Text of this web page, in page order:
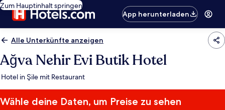
Zum Hauptinhalt springen
App herunterladen
Alle Unterkünfte anzeigen
Ağva Nehir Evi Butik Hotel
Hotel in Şile mit Restaurant
Wähle deine Daten, um Preise zu sehen